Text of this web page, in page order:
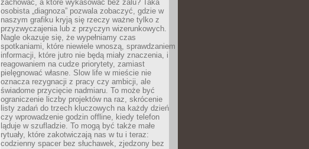
zachować, a które wykasować bez żalu? Taka
osobista „diagnoza” pozwala zobaczyć, gdzie w
naszym grafiku kryją się rzeczy ważne tylko z
przyzwyczajenia lub z przyczyn wizerunkowych.
Nagle okazuje się, że wypełniamy czas
spotkaniami, które niewiele wnoszą, sprawdzaniem
informacji, które jutro nie będą miały znaczenia, i
reagowaniem na cudze priorytety, zamiast
pielęgnować własne. Slow life w mieście nie
oznacza rezygnacji z pracy czy ambicji, ale
świadome przycięcie nadmiaru. To może być
ograniczenie liczby projektów na raz, skrócenie
listy zadań do trzech kluczowych na każdy dzień
czy wprowadzenie godzin offline, kiedy telefon
ląduje w szufladzie. To mogą być także małe
rytuały, które zakotwiczają nas w tu i teraz:
codzienny spacer bez słuchawek, zjedzony bez